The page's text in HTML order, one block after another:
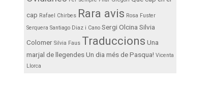
cap Rafael Chirbes Rara avis Rosa Fuster
Serquera Santiago Diaz i Cano Sergi Olcina Silvia
Colomer Silvia Faus Traduccions Una
marjal de llegendesUn dia més de Pasqua! Vicenta
Llorca